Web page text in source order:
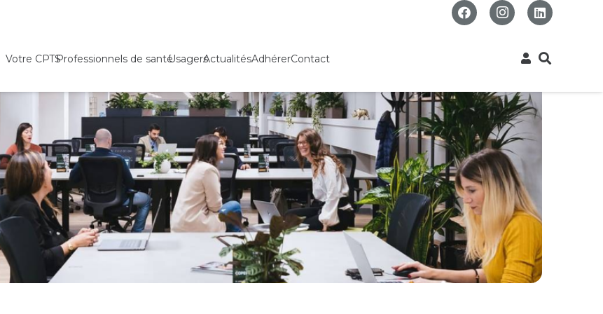
Votre CPTSProfessionnels de santéUsagersActualitésAdhérerContact